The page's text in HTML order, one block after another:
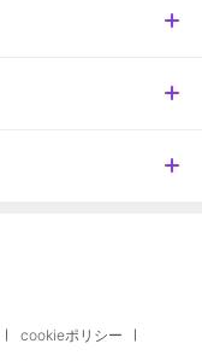
cookieポリシー